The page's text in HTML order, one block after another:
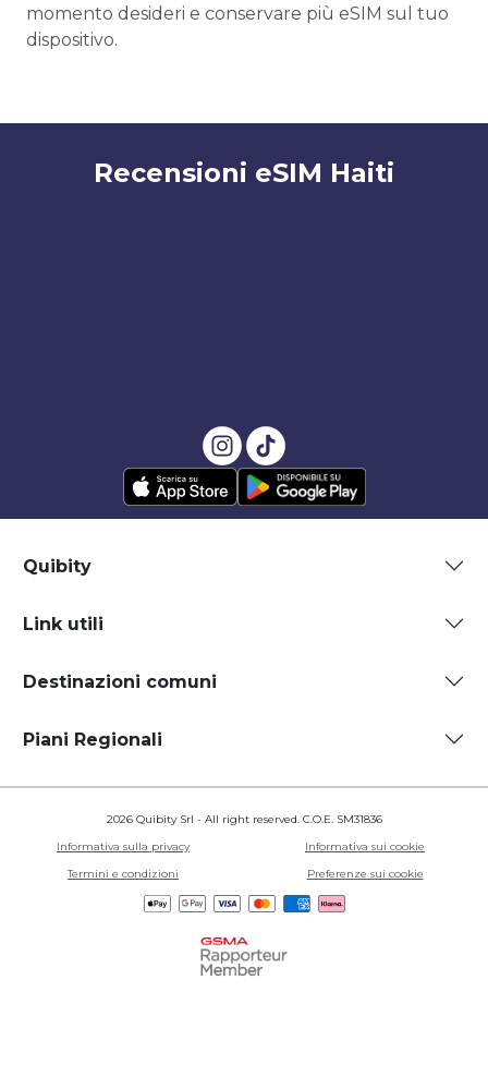
momento desideri e conservare più eSIM sul tuo
dispositivo.
Recensioni eSIM Haiti
Quibity
Link utili
Destinazioni comuni
Piani Regionali
2026 Quibity Srl - All right reserved. C.O.E. SM31836
Informativa sulla privacy
Informativa sui cookie
Termini e condizioni
Preferenze sui cookie